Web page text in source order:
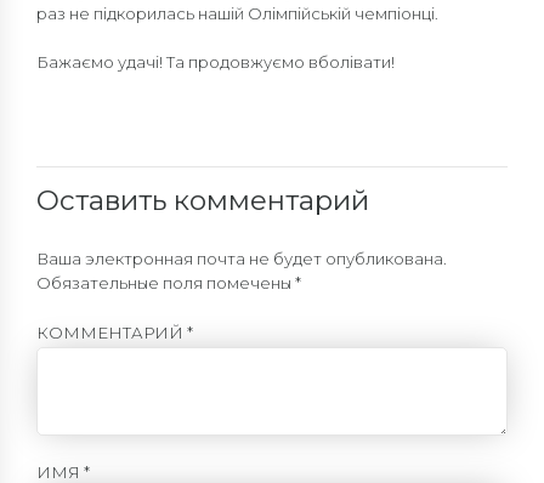
раз не підкорилась нашій Олімпійській чемпіонці.
Бажаємо удачі! Та продовжуємо вболівати!
Оставить комментарий
Ваша электронная почта не будет опубликована.
Обязательные поля помечены *
КОММЕНТАРИЙ *
ИМЯ *